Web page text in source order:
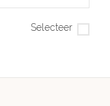
Selecteer